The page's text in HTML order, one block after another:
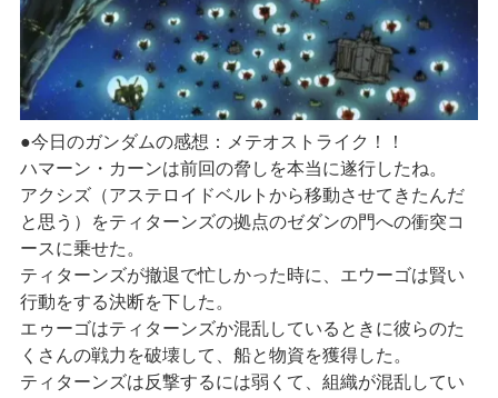
●今日のガンダムの感想：メテオストライク！！
ハマーン・カーンは前回の脅しを本当に遂行したね。
アクシズ（アステロイドベルトから移動させてきたんだ
と思う）をティターンズの拠点のゼダンの門への衝突コ
ースに乗せた。
ティターンズが撤退で忙しかった時に、エウーゴは賢い
行動をする決断を下した。
エゥーゴはティターンズか混乱しているときに彼らのた
くさんの戦力を破壊して、船と物資を獲得した。
ティターンズは反撃するには弱くて、組織が混乱してい